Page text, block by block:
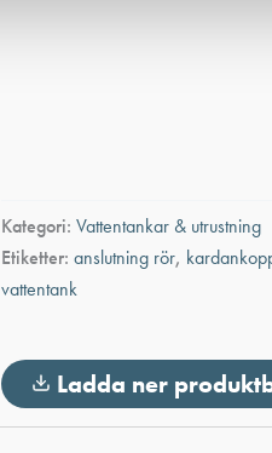
Kategori: Vattentankar & utrustning
Etiketter: anslutning rör,
vattentank
Ladda ner